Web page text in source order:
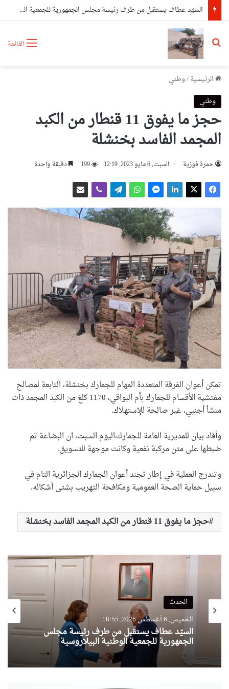
السيّد عطاف يستقبل من طرف رئيسة مجلس الجمهورية للجمعية الوطنية البيلاروسية
القائمة بحث عن
الرئيسية/وطني
وطني
حجز ما يفوق 11 قنطار من الكبد
المجمد الفاسد بخنشلة
حمرة فوزية السبت, 6 مايو 2023, 12:19 199 دقيقة واحدة
تمكن أعوان الفرقة المتعددة المهام للجمارك بخنشلة، التابعة لمصالح
مفتشية الأقسام للجمارك بأم البواقي، 1170 كلغ من الكبد المجمد ذات
منشأ أجنبي، غير صالحة للإستهلاك.
وأفاد بيان للمديرية العامة للجمارك،اليوم السبت، ان البضاعة تم
ضبطها على متن مركبة نفعية وكانت موجهة للتسويق.
وتندرج العملية في إطار تجند أعوان الجمارك الجزائرية التام في
سبيل حماية الصحة العمومية ومكافحة التهريب بشتى أشكاله.
حجز ما يفوق 11 قنطار من الكبد المجمد الفاسد بخنشلة
الحدث
الخميس, 6 أغسطس 2026, 18:55
السيّد عطاف يستقبل من طرف رئيسة مجلس
الجمهورية للجمعية الوطنية البيلاروسية
الحدث
الخميس, 6 أغسطس 2026, 18:17